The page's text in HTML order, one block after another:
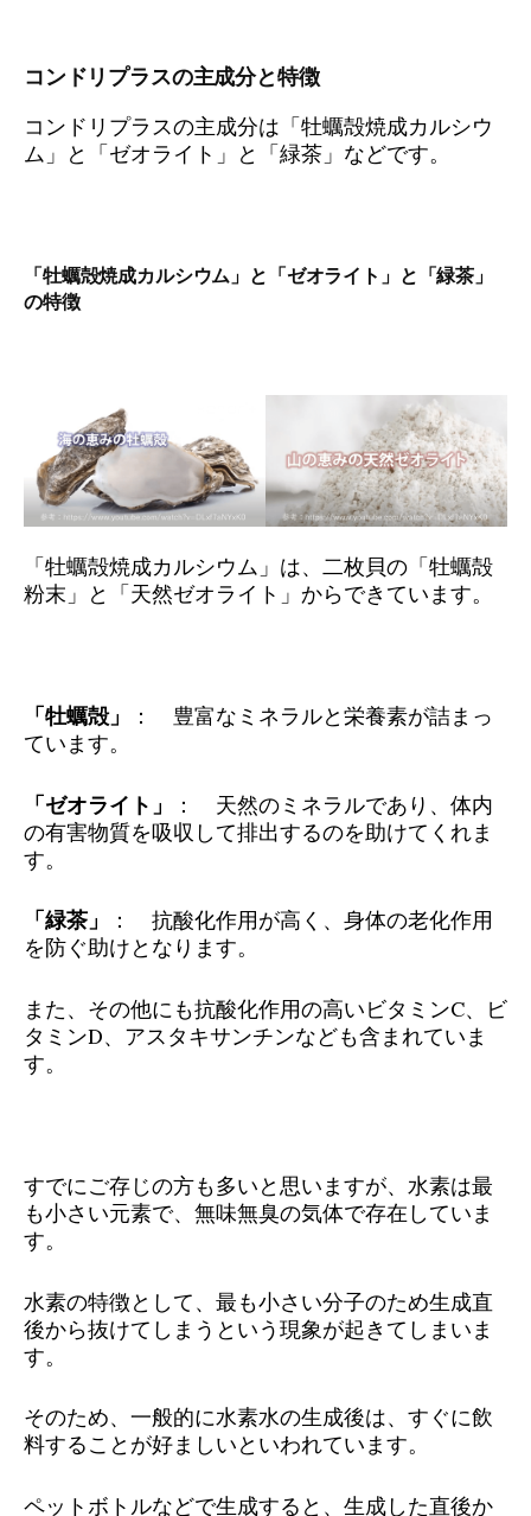
コンドリプラスの主成分と特徴
コンドリプラスの主成分は「牡蠣殻焼成カルシウ
ム」と「ゼオライト」と「緑茶」などです。
「牡蠣殻焼成カルシウム」と「ゼオライト」と「緑茶」
の特徴
「牡蠣殻焼成カルシウム」は、二枚貝の「牡蠣殻
粉末」と「天然ゼオライト」からできています。
「牡蠣殻」
： 豊富なミネラルと栄養素が詰まっ
ています。
「ゼオライト」
： 天然のミネラルであり、体内
の有害物質を吸収して排出するのを助けてくれま
す。
「緑茶」
： 抗酸化作用が高く、身体の老化作用
を防ぐ助けとなります。
また、その他にも抗酸化作用の高いビタミンC、ビ
タミンD、アスタキサンチンなども含まれていま
す。
すでにご存じの方も多いと思いますが、水素は最
も小さい元素で、無味無臭の気体で存在していま
す。
水素の特徴として、最も小さい分子のため生成直
後から抜けてしまうという現象が起きてしまいま
す。
そのため、一般的に水素水の生成後は、すぐに飲
料することが好ましいといわれています。
ペットボトルなどで生成すると、生成した直後か